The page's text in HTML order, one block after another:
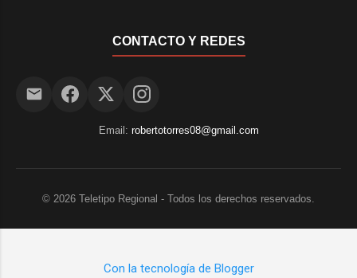
CONTACTO Y REDES
Email: robertotorres08@gmail.com
© 2026 Teletipo Regional - Todos los derechos reservados.
Con la tecnología de Blogger